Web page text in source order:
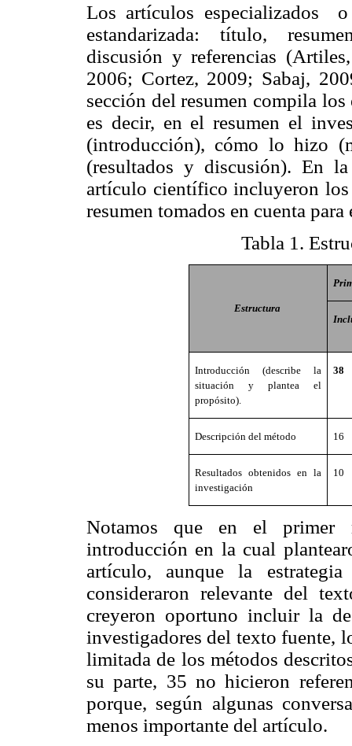
Los artículos especializados
estandarizada: título,
discusión y referencias
2006; Cortez, 2009; Sabaj,
sección del resumen compila
es decir, en el resumen el
(introducción), cómo lo hizo
(resultados y discusión). En
artículo científico incluyeron los
resumen tomados en cuenta
Tabla 1 .
Estructura
Introducción (describe la
situación y plantea el
propósito).
38
Descripción del método 16
Resultados obtenidos en la
investigación
10
Notamos que en el primer
introducción en la cual
artículo, aunque la
consideraron relevante del
creyeron oportuno incluir la
investigadores del texto fuente,
limitada de los métodos
su parte, 35 no hicieron
porque, según algunas
menos importante del artículo.